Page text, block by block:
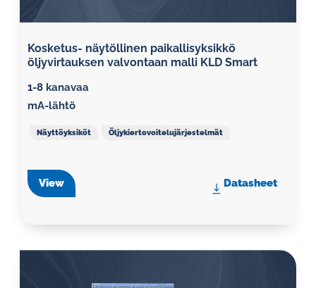
Kosketus- näytöllinen paikallisyksikkö
öljyvirtauksen valvontaan malli KLD Smart
1-8 kanavaa
mA-lähtö
Näyttöyksiköt Öljykiertovoitelujärjestelmät
View Datasheet